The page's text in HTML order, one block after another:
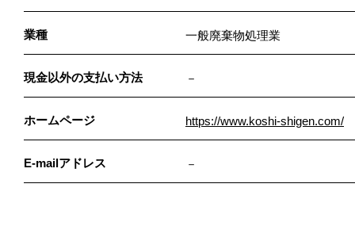
業種 一般廃棄物処理業
現金以外の支払い方法 －
ホームページ https://www.koshi-shigen.com/
E-mailアドレス －